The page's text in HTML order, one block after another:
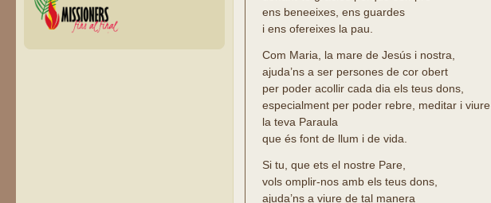
ens beneeixes, ens guardes
i ens ofereixes la pau.
Com Maria, la mare de Jesús i nostra,
ajuda’ns a ser persones de cor obert
per poder acollir cada dia els teus dons,
especialment per poder rebre, meditar i viure
la teva Paraula
que és font de llum i de vida.
Si tu, que ets el nostre Pare,
vols omplir-nos amb els teus dons,
ajuda’ns a viure de tal manera